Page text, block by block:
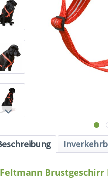
Feltmann Brustgeschirr